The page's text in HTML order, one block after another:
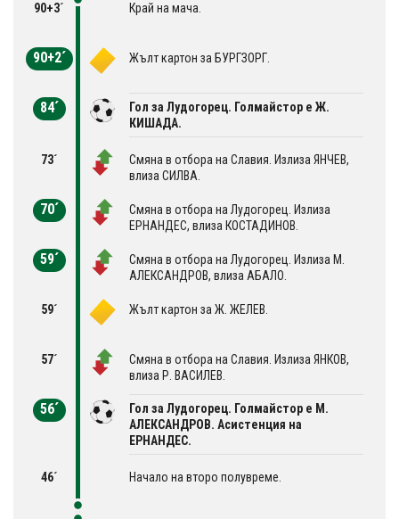
90+3´ Край на мача.
90+2´ Жълт картон за БУРГЗОРГ.
84´
Гол за Лудогорец. Голмайстор е Ж.
КИШАДА.
73´
Смяна в отбора на Славия. Излиза ЯНЧЕВ,
влиза СИЛВА.
70´
Смяна в отбора на Лудогорец. Излиза
ЕРНАНДЕС, влиза КОСТАДИНОВ.
59´
Смяна в отбора на Лудогорец. Излиза М.
АЛЕКСАНДРОВ, влиза АБАЛО.
59´ Жълт картон за Ж. ЖЕЛЕВ.
57´
Смяна в отбора на Славия. Излиза ЯНКОВ,
влиза Р. ВАСИЛЕВ.
56´
Гол за Лудогорец. Голмайстор е М.
АЛЕКСАНДРОВ. Асистенция на
ЕРНАНДЕС.
46´ Начало на второ полувреме.